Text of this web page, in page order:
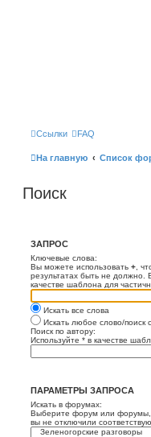
Ссылки FAQ
На главную Список
Поиск
ЗАПРОС
Ключевые слова:
Вы можете использовать + ,
результатах быть не
качестве шаблона для
Искать все слова
Искать любое слово/поиск
Поиск по автору:
Используйте * в качестве
ПАРАМЕТРЫ ЗАПРОСА
Искать в форумах:
Выберите форум или форумы,
вы не отключили